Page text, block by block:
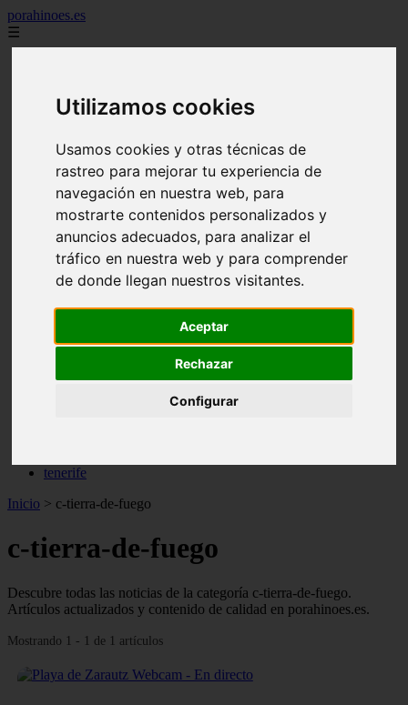
Utilizamos cookies
Usamos cookies y otras técnicas de
rastreo para mejorar tu experiencia de
navegación en nuestra web, para
mostrarte contenidos personalizados y
anuncios adecuados, para analizar el
tráfico en nuestra web y para comprender
de donde llegan nuestros visitantes.
Aceptar
Rechazar
Configurar
porahinoes.es
☰
arena
benidorm
c cordoba
c generalidades del pais
c mendoza
c neuquen
c rio negro
c santa fe
c tierra de fuego
c zona austral
category
tenerife
Inicio > c-tierra-de-fuego
c-tierra-de-fuego
Descubre todas las noticias de la categoría c-tierra-de-fuego.
Artículos actualizados y contenido de calidad en porahinoes.es.
Mostrando 1 - 1 de 1 artículos